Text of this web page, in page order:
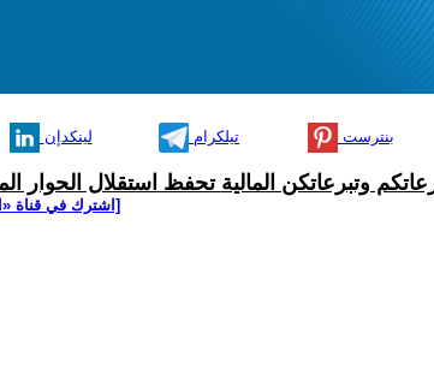
لينكدإن تيلكرام بنترست
وتبرعاتكن المالية تحفظ استقلال الحوار
[اشترك في قناة